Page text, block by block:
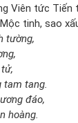
Viên tức Tiến
tinh, sao
tường,
tam tang.
đáo,
hoàng.